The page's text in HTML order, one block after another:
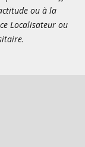
ou à la
Localisateur ou